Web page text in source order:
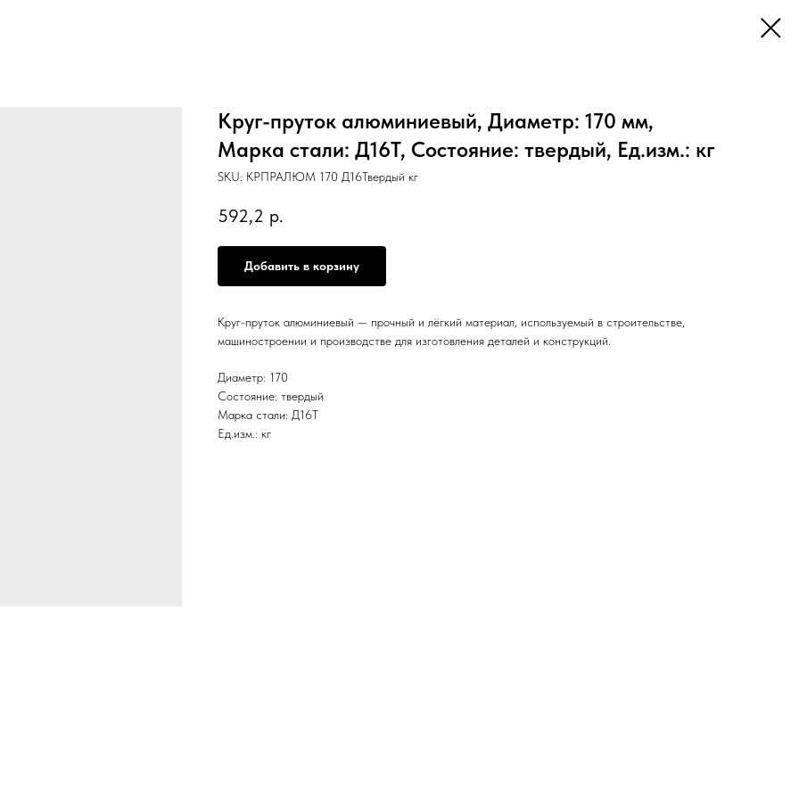
Круг-пруток алюминиевый, Диаметр: 170 мм,
Марка стали: Д16Т, Состояние: твердый, Ед.изм.: кг
SKU: КРПРАЛЮМ 170 Д16Твердый кг
592,2 р.
Добавить в корзину
Круг-пруток алюминиевый — прочный и лёгкий материал, используемый в строительстве,
машиностроении и производстве для изготовления деталей и конструкций.
Диаметр: 170
Состояние: твердый
Марка стали: Д16Т
Ед.изм.: кг